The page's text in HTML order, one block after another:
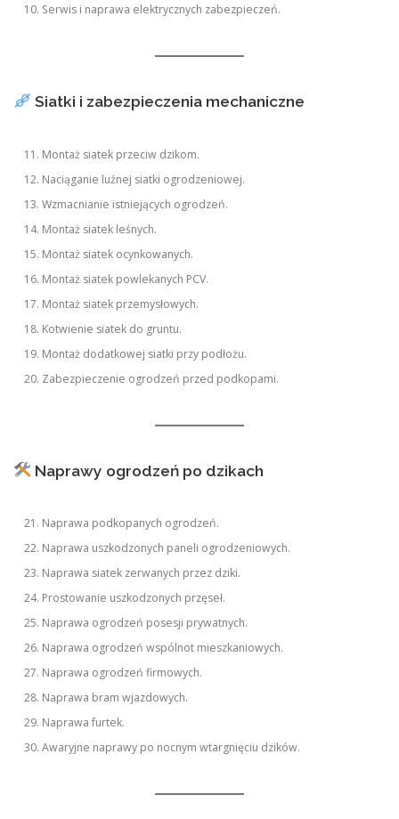
Serwis i naprawa elektrycznych zabezpieczeń.
Siatki i zabezpieczenia mechaniczne
Montaż siatek przeciw dzikom.
Naciąganie luźnej siatki ogrodzeniowej.
Wzmacnianie istniejących ogrodzeń.
Montaż siatek leśnych.
Montaż siatek ocynkowanych.
Montaż siatek powlekanych PCV.
Montaż siatek przemysłowych.
Kotwienie siatek do gruntu.
Montaż dodatkowej siatki przy podłożu.
Zabezpieczenie ogrodzeń przed podkopami.
Naprawy ogrodzeń po dzikach
Naprawa podkopanych ogrodzeń.
Naprawa uszkodzonych paneli ogrodzeniowych.
Naprawa siatek zerwanych przez dziki.
Prostowanie uszkodzonych przęseł.
Naprawa ogrodzeń posesji prywatnych.
Naprawa ogrodzeń wspólnot mieszkaniowych.
Naprawa ogrodzeń firmowych.
Naprawa bram wjazdowych.
Naprawa furtek.
Awaryjne naprawy po nocnym wtargnięciu dzików.